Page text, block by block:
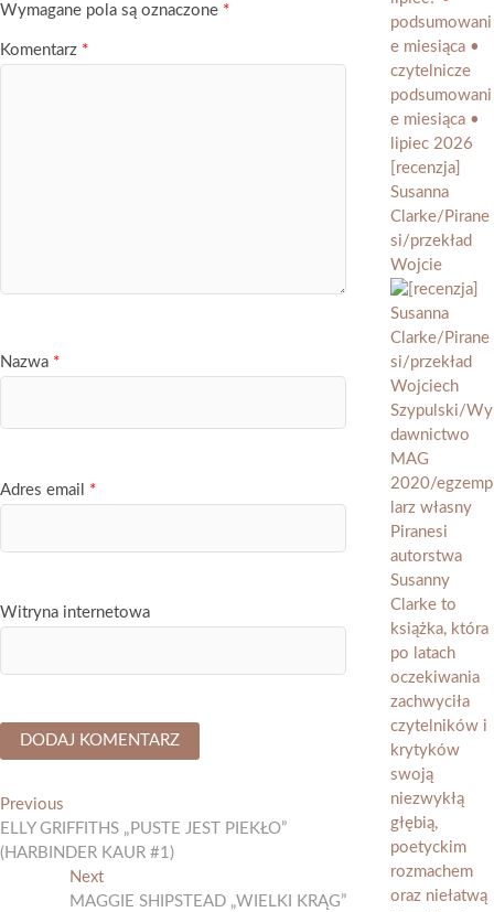
Wymagane pola są oznaczone *
Komentarz *
Nazwa *
Adres email *
Witryna internetowa
Nawigacja
wpisu
Previous
post:
ELLY GRIFFITHS „PUSTE JEST PIEKŁO”
(HARBINDER KAUR #1)
NextNext
post:
MAGGIE SHIPSTEAD „WIELKI KRĄG”
[recenzja]
Susanna
Clarke/Pirane
si/przekład
Wojcie